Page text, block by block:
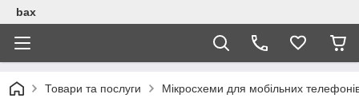
bax
Товари та послуги Мікросхеми для мобільних